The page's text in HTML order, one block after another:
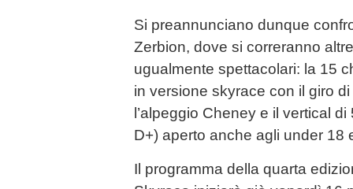
Si preannunciano dunque
Zerbion, dove si correranno
ugualmente spettacolari: la 15
in versione skyrace con il giro
l’alpeggio Cheney e il vertical
D+) aperto anche agli under 18
Il programma della quarta